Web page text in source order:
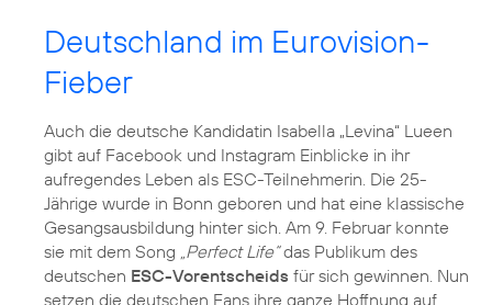
Deutschland im Eurovision-
Fieber
Auch die deutsche Kandidatin Isabella „Levina“ Lueen
gibt auf Facebook und Instagram Einblicke in ihr
aufregendes Leben als ESC-Teilnehmerin. Die 25-
Jährige wurde in Bonn geboren und hat eine klassische
Gesangsausbildung hinter sich. Am 9. Februar konnte
sie mit dem Song „Perfect Life“das Publikum des
deutschen ESC-Vorentscheids für sich gewinnen. Nun
setzen die deutschen Fans ihre ganze Hoffnung auf